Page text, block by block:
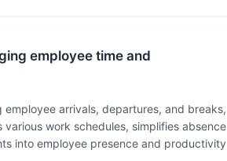
employee time and
arrivals, departures, and breaks,
work schedules, simplifies absence
into employee presence and productivity.